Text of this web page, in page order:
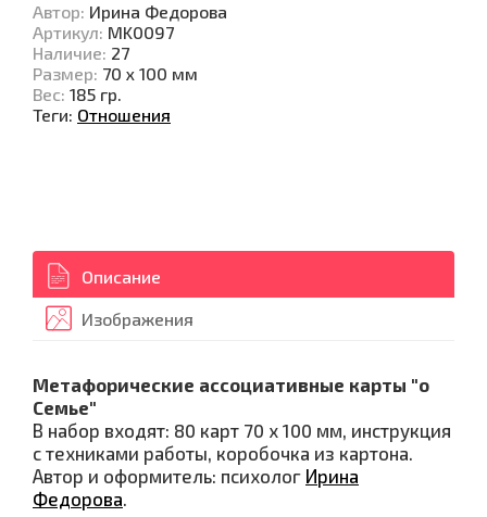
Автор: Ирина Федорова
Артикул: MK0097
Наличие: 27
Размер: 70 х 100 мм
Вес: 185 гр.
Теги: Отношения
Описание
Изображения
Метафорические ассоциативные карты "о
Семье"
В набор входят: 80 карт 70 х 100 мм, инструкция
с техниками работы, коробочка из картона.
Автор и оформитель: психолог Ирина
Федорова.